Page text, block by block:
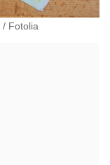
/ Fotolia